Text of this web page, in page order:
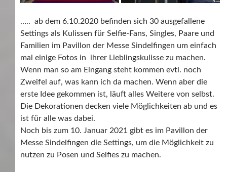
….. ab dem 6.10.2020 befinden sich 30 ausgefallene
Settings als Kulissen für Selfie-Fans, Singles, Paare und
Familien im Pavillon der Messe Sindelfingen um einfach
mal einige Fotos in ihrer Lieblingskulisse zu machen.
Wenn man so am Eingang steht kommen evtl. noch
Zweifel auf, was kann ich da machen. Wenn aber die
erste Idee gekommen ist, läuft alles Weitere von selbst.
Die Dekorationen decken viele Möglichkeiten ab und es
ist für alle was dabei.
Noch bis zum 10. Januar 2021 gibt es im Pavillon der
Messe Sindelfingen die Settings, um die Möglichkeit zu
nutzen zu Posen und Selfies zu machen.